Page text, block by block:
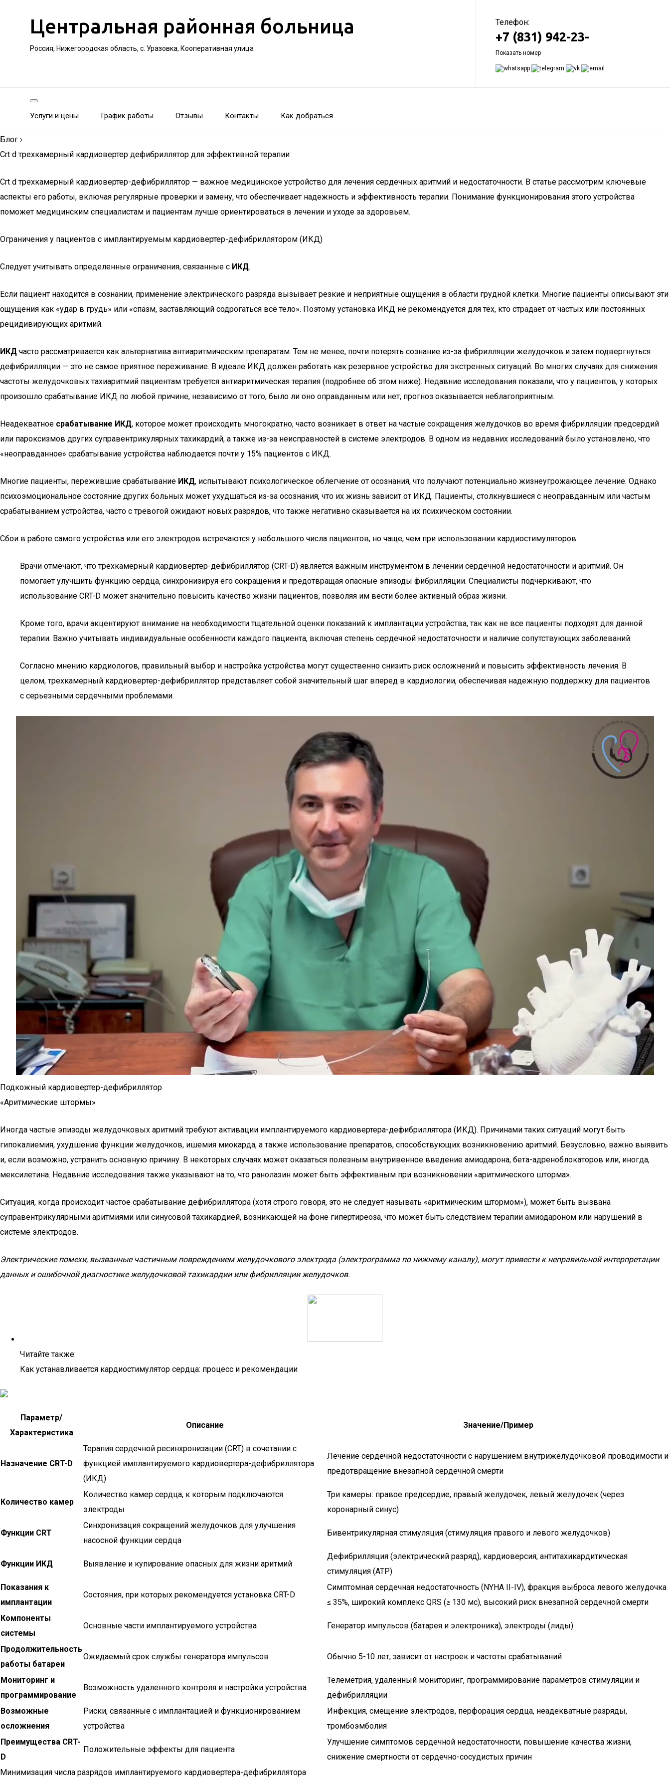
Центральная районная больница
Россия, Нижегородская область, с. Уразовка, Кооперативная улица
Телефон:
+7 (831) 942-23-
Показать номер
Услуги и цены График работы Отзывы Контакты Как добраться
Блог ›
Crt d трехкамерный кардиовертер дефибриллятор для эффективной терапии
Crt d трехкамерный кардиовертер-дефибриллятор — важное медицинское устройство для лечения сердечных аритмий и недостаточности. В статье рассмотрим ключевые
аспекты его работы, включая регулярные проверки и замену, что обеспечивает надежность и эффективность терапии. Понимание функционирования этого устройства
поможет медицинским специалистам и пациентам лучше ориентироваться в лечении и уходе за здоровьем.
Ограничения у пациентов с имплантируемым кардиовертер-дефибриллятором (ИКД)
Следует учитывать определенные ограничения, связанные с ИКД.
Если пациент находится в сознании, применение электрического разряда вызывает резкие и неприятные ощущения в области грудной клетки. Многие пациенты описывают эти
ощущения как «удар в грудь» или «спазм, заставляющий содрогаться всё тело». Поэтому установка ИКД не рекомендуется для тех, кто страдает от частых или постоянных
рецидивирующих аритмий.
ИКД часто рассматривается как альтернатива антиаритмическим препаратам. Тем не менее, почти потерять сознание из-за фибрилляции желудочков и затем подвергнуться
дефибрилляции — это не самое приятное переживание. В идеале ИКД должен работать как резервное устройство для экстренных ситуаций. Во многих случаях для снижения
частоты желудочковых тахиаритмий пациентам требуется антиаритмическая терапия (подробнее об этом ниже). Недавние исследования показали, что у пациентов, у которых
произошло срабатывание ИКД по любой причине, независимо от того, было ли оно оправданным или нет, прогноз оказывается неблагоприятным.
Неадекватное срабатывание ИКД, которое может происходить многократно, часто возникает в ответ на частые сокращения желудочков во время фибрилляции предсердий
или пароксизмов других суправентрикулярных тахикардий, а также из-за неисправностей в системе электродов. В одном из недавних исследований было установлено, что
«неоправданное» срабатывание устройства наблюдается почти у 15% пациентов с ИКД.
Многие пациенты, пережившие срабатывание ИКД, испытывают психологическое облегчение от осознания, что получают потенциально жизнеугрожающее лечение. Однако
психоэмоциональное состояние других больных может ухудшаться из-за осознания, что их жизнь зависит от ИКД. Пациенты, столкнувшиеся с неоправданным или частым
срабатыванием устройства, часто с тревогой ожидают новых разрядов, что также негативно сказывается на их психическом состоянии.
Сбои в работе самого устройства или его электродов встречаются у небольшого числа пациентов, но чаще, чем при использовании кардиостимуляторов.
Врачи отмечают, что трехкамерный кардиовертер-дефибриллятор (CRT-D) является важным инструментом в лечении сердечной недостаточности и аритмий. Он
помогает улучшить функцию сердца, синхронизируя его сокращения и предотвращая опасные эпизоды фибрилляции. Специалисты подчеркивают, что
использование CRT-D может значительно повысить качество жизни пациентов, позволяя им вести более активный образ жизни.
Кроме того, врачи акцентируют внимание на необходимости тщательной оценки показаний к имплантации устройства, так как не все пациенты подходят для данной
терапии. Важно учитывать индивидуальные особенности каждого пациента, включая степень сердечной недостаточности и наличие сопутствующих заболеваний.
Согласно мнению кардиологов, правильный выбор и настройка устройства могут существенно снизить риск осложнений и повысить эффективность лечения. В
целом, трехкамерный кардиовертер-дефибриллятор представляет собой значительный шаг вперед в кардиологии, обеспечивая надежную поддержку для пациентов
с серьезными сердечными проблемами.
Подкожный кардиовертер-дефибриллятор
«Аритмические штормы»
Иногда частые эпизоды желудочковых аритмий требуют активации имплантируемого кардиовертера-дефибриллятора (ИКД). Причинами таких ситуаций могут быть
гипокалиемия, ухудшение функции желудочков, ишемия миокарда, а также использование препаратов, способствующих возникновению аритмий. Безусловно, важно выявить
и, если возможно, устранить основную причину. В некоторых случаях может оказаться полезным внутривенное введение амиодарона, бета-адреноблокаторов или, иногда,
мексилетина. Недавние исследования также указывают на то, что ранолазин может быть эффективным при возникновении «аритмического шторма».
Ситуация, когда происходит частое срабатывание дефибриллятора (хотя строго говоря, это не следует называть «аритмическим штормом»), может быть вызвана
суправентрикулярными аритмиями или синусовой тахикардией, возникающей на фоне гипертиреоза, что может быть следствием терапии амиодароном или нарушений в
системе электродов.
Электрические помехи, вызванные частичным повреждением желудочкового электрода (электрограмма по нижнему каналу), могут привести к неправильной интерпретации
данных и ошибочной диагностике желудочковой тахикардии или фибрилляции желудочков.
Читайте также:
Как устанавливается кардиостимулятор сердца: процесс и рекомендации
Параметр/
Характеристика
Описание Значение/Пример
Назначение CRT-D
Терапия сердечной ресинхронизации (CRT) в сочетании с
функцией имплантируемого кардиовертера-дефибриллятора
(ИКД)
Лечение сердечной недостаточности с нарушением внутрижелудочковой проводимости и
предотвращение внезапной сердечной смерти
Количество камер
Количество камер сердца, к которым подключаются
электроды
Три камеры: правое предсердие, правый желудочек, левый желудочек (через
коронарный синус)
Функции CRT
Синхронизация сокращений желудочков для улучшения
насосной функции сердца
Бивентрикулярная стимуляция (стимуляция правого и левого желудочков)
Функции ИКД Выявление и купирование опасных для жизни аритмий
Дефибрилляция (электрический разряд), кардиоверсия, антитахикардитическая
стимуляция (ATP)
Показания к
имплантации
Состояния, при которых рекомендуется установка CRT-D
Симптомная сердечная недостаточность (NYHA II-IV), фракция выброса левого желудочка
≤ 35%, широкий комплекс QRS (≥ 130 мс), высокий риск внезапной сердечной смерти
Компоненты
системы
Основные части имплантируемого устройства Генератор импульсов (батарея и электроника), электроды (лиды)
Продолжительность
работы батареи
Ожидаемый срок службы генератора импульсов Обычно 5-10 лет, зависит от настроек и частоты срабатываний
Мониторинг и
программирование
Возможность удаленного контроля и настройки устройства
Телеметрия, удаленный мониторинг, программирование параметров стимуляции и
дефибрилляции
Возможные
осложнения
Риски, связанные с имплантацией и функционированием
устройства
Инфекция, смещение электродов, перфорация сердца, неадекватные разряды,
тромбоэмболия
Преимущества CRT-
D
Положительные эффекты для пациента
Улучшение симптомов сердечной недостаточности, повышение качества жизни,
снижение смертности от сердечно-сосудистых причин
Минимизация числа разрядов имплантируемого кардиовертера-дефибриллятора